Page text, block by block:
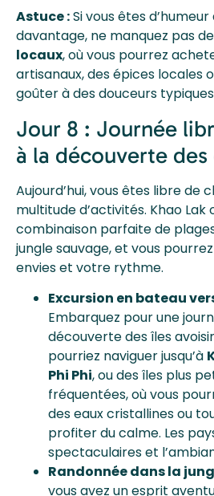
Astuce :Si vous êtes
davantage, ne manquez pas
locaux, où vous pourrez
artisanaux, des épices locales
goûter à des douceurs
Jour 8 : Journée
à la découverte des
Aujourd’hui, vous êtes libre de
multitude d’activités. Khao Lak
combinaison parfaite de
jungle sauvage, et vous
envies et votre rythme.
Excursion en bateau
Embarquez pour une
découverte des îles
pourriez naviguer jusqu’à
Phi Phi, ou des îles plus
fréquentées, où vous
des eaux cristallines ou
profiter du calme. Les
spectaculaires et
Randonnée dans la
vous avez un esprit